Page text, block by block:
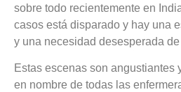
sobre todo recientemente en
casos está disparado y hay una
y una necesidad desesperada
Estas escenas son angustiantes
en nombre de todas las